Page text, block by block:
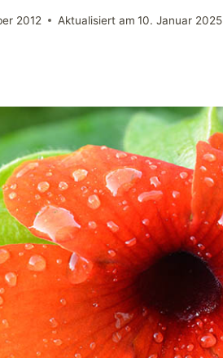
2012 Aktualisiert am 10. Januar 2025